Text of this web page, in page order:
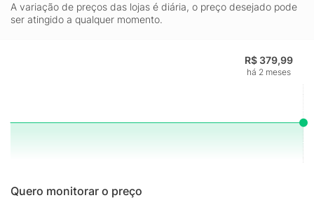
A variação de preços das lojas é diária, o preço desejado pode
ser atingido a qualquer momento.
R$ 379,99
há 2 meses
Quero monitorar o preço